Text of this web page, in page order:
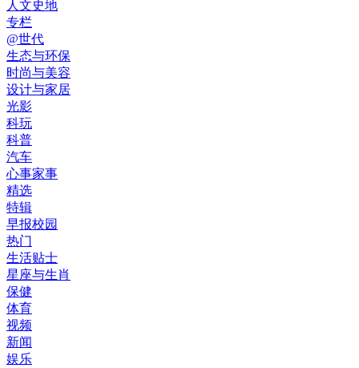
人文史地
专栏
@世代
生态与环保
时尚与美容
设计与家居
光影
科玩
科普
汽车
心事家事
精选
特辑
早报校园
热门
生活贴士
星座与生肖
保健
体育
视频
新闻
娱乐